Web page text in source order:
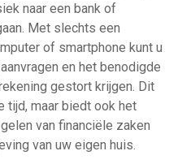
naar een bank of
Met slechts een
of smartphone kunt u
en het benodigde
gestort krijgen. Dit
tijd, maar biedt ook het
van financiële zaken
van uw eigen huis.